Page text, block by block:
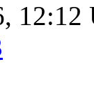
12:12